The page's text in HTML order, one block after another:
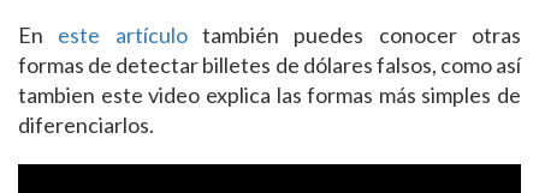
En este artículotambién puedes conocer otras
formas de detectar billetes de dólares falsos, como así
tambien este video explica las formas más simples de
diferenciarlos.